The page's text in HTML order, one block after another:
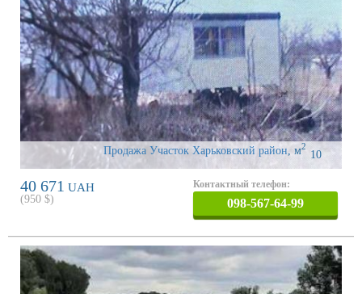
Продажа Участок Харьковский район 10
м2
40 671 UAH
(950 $)
Контактный телефон:
098-567-64-99